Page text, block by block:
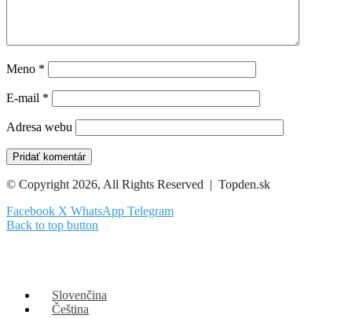
Meno *
E-mail *
Adresa webu
© Copyright 2026, All Rights Reserved | Topden.sk
Facebook X WhatsApp Telegram
Back to top button
Slovenčina
Čeština